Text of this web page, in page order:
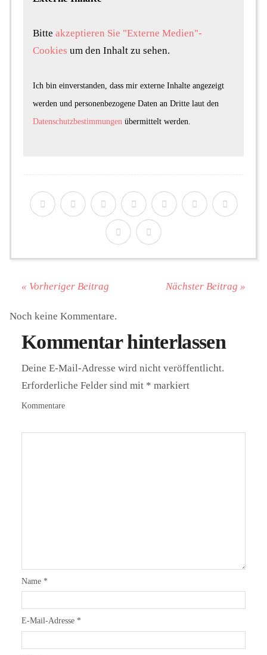
Bitte akzeptieren Sie "Externe Medien"-
Cookies um den Inhalt zu sehen.
Ich bin einverstanden, dass mir externe Inhalte angezeigt
werden und personenbezogene Daten an Dritte laut den
Datenschutzbestimmungen übermittelt werden.
« Vorheriger Beitrag Nächster Beitrag »
Noch keine Kommentare.
Kommentar hinterlassen
Deine E-Mail-Adresse wird nicht veröffentlicht.
Erforderliche Felder sind mit * markiert
Kommentare
Name *
E-Mail-Adresse *